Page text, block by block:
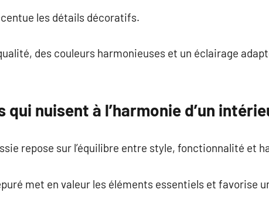
les détails décoratifs.
des couleurs harmonieuses et un éclairage
nuisent à l’harmonie d’un
repose sur l’équilibre entre style, fonctionnalité et
met en valeur les éléments essentiels et favorise